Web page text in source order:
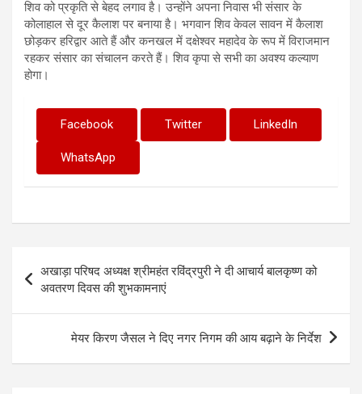
शिव को प्रकृति से बेहद लगाव है। उन्होंने अपना निवास भी संसार के
कोलाहाल से दूर कैलाश पर बनाया है। भगवान शिव केवल सावन में कैलाश
छोड़कर हरिद्वार आते हैं और कनखल में दक्षेश्वर महादेव के रूप में विराजमान
रहकर संसार का संचालन करते हैं। शिव कृपा से सभी का अवश्य कल्याण
होगा।
Facebook Twitter LinkedIn
WhatsApp
navigation
अखाड़ा परिषद अध्यक्ष श्रीमहंत रविंद्रपुरी ने दी आचार्य बालकृष्ण को
अवतरण दिवस की शुभकामनाएं
मेयर किरण जैसल ने दिए नगर निगम की आय बढ़ाने के निर्देश